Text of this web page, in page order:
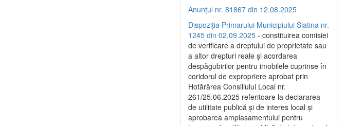
Anunțul nr. 81867 din 12.08.2025
Dispoziția Primarului Municipiului Slatina nr.
1245 din 02.09.2025 - constituirea comisiei
de verificare a dreptului de proprietate sau
a altor drepturi reale și acordarea
despăgubirilor pentru imobilele cuprinse în
coridorul de expropriere aprobat prin
Hotărârea Consiliului Local nr.
261/25.06.2025 referitoare la declararea
de utilitate publică și de interes local și
aprobarea amplasamentului pentru